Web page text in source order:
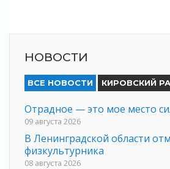
НОВОСТИ
ВСЕ НОВОСТИ КИРОВСКИЙ
Отрадное — это мое место
09 августа 2026
В Ленинградской области
физкультурника
08 августа 2026